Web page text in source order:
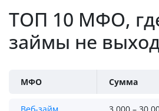
ТОП 10 МФО,
займы не
МФО Сумма